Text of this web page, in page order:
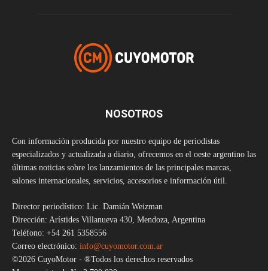
NOSOTROS
Con información producida por nuestro equipo de periodistas
especializados y actualizada a diario, ofrecemos en el oeste argentino las
últimas noticias sobre los lanzamientos de las principales marcas,
salones internacionales, servicios, accesorios e información útil.
Director periodístico: Lic. Damián Weizman
Dirección: Arístides Villanueva 430, Mendoza, Argentina
Teléfono: +54 261 5358556
Correo electrónico: info@cuyomotor.com.ar
©2026 CuyoMotor - ®Todos los derechos reservados